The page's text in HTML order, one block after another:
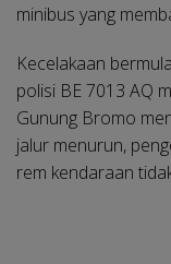
minibus yang
Kecelakaan
polisi BE 7013 AQ
Gunung Bromo
jalur menurun,
rem kendaraan